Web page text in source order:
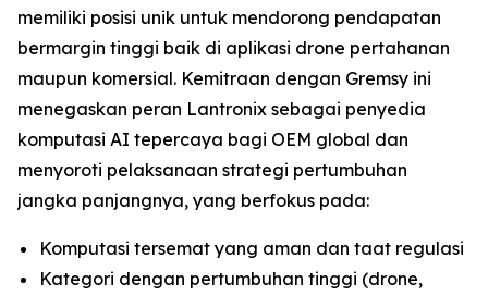
memiliki posisi unik untuk mendorong pendapatan
bermargin tinggi baik di aplikasi drone pertahanan
maupun komersial. Kemitraan dengan Gremsy ini
menegaskan peran Lantronix sebagai penyedia
komputasi AI tepercaya bagi OEM global dan
menyoroti pelaksanaan strategi pertumbuhan
jangka panjangnya, yang berfokus pada:
Komputasi tersemat yang aman dan taat regulasi
Kategori dengan pertumbuhan tinggi (drone,